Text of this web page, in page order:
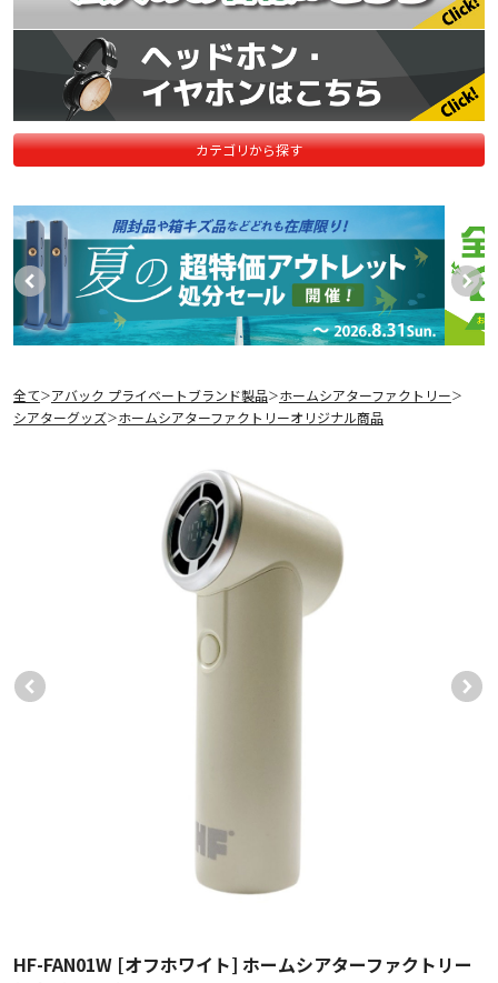
カテゴリから探す
全て＞アバック プライベートブランド製品＞ホームシアターファクトリー＞
シアターグッズ＞ホームシアターファクトリーオリジナル商品
HF-FAN01W [オフホワイト] ホームシアターファクトリー